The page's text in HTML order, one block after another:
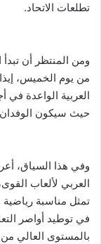
تطلعات الاتحاد.
ومن المنتظر أن
من يوم الخميس،
العربية الواعدة في
حيث سيكون
وفي هذا السياق،
العربي لألعاب
تمثل مناسبة
في توطيد أواصر
بالمستوى العالي من